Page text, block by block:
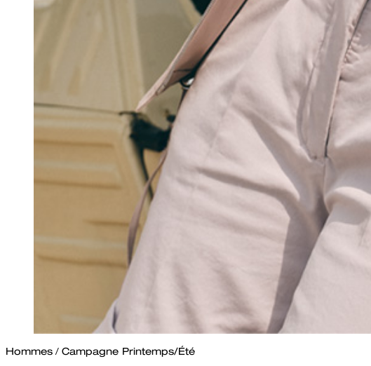
Hommes / Campagne Printemps/Été